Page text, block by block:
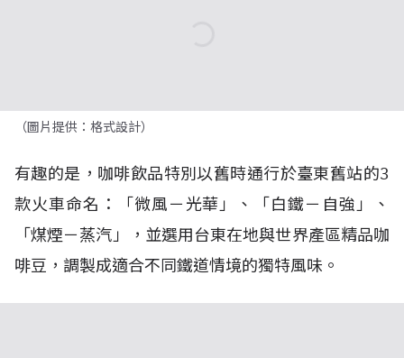
（圖片提供：格式設計）
有趣的是，咖啡飲品特別以舊時通行於臺東舊站的3
款火車命名：「微風－光華」、「白鐵－自強」、
「煤煙－蒸汽」，並選用台東在地與世界產區精品咖
啡豆，調製成適合不同鐵道情境的獨特風味。